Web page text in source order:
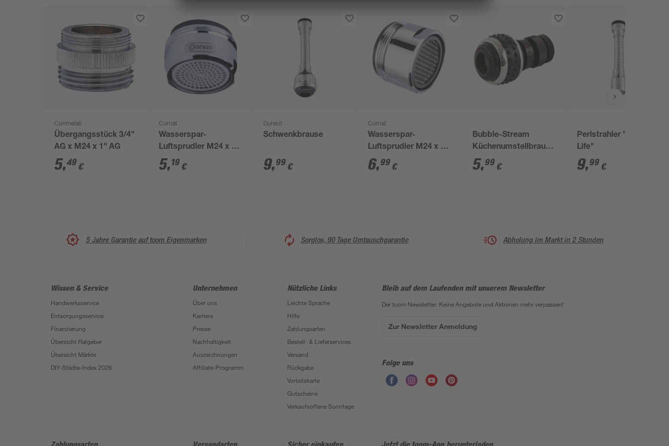
Conmetall
Übergangsstück 3/4"
AG x M24 x 1" AG
5,49 €
Cornat
Wasserspar-
Luftsprudler M24 x 1
selbstreinigend 7,5-9 l
5,19 €
Duravit
Schwenkbrause
9,99 €
Cornat
Wasserspar-
Luftsprudler M24 x 1
AG, 2 Stück
6,99 €
Bubble-Stream
Küchenumstellbrause
schwarz M22/M24
5,99 €
Perlstrahler "Long-
Life"
9,99 €
5 Jahre Garantie auf toom Eigenmarken Sorglos, 90 Tage Umtauschgarantie Abholung im Markt in 2 Stunden
Wissen & Service
Handwerksservice
Entsorgungsservice
Finanzierung
Übersicht Ratgeber
Übersicht Märkte
DIY-Städte-Index 2026
Unternehmen
Über uns
Karriere
Presse
Nachhaltigkeit
Auszeichnungen
Affiliate-Programm
Nützliche Links
Leichte Sprache
Hilfe
Zahlungsarten
Bestell- & Lieferservices
Versand
Rückgabe
Vorteilskarte
Gutscheine
Verkaufsoffene Sonntage
Bleib auf dem Laufenden mit unserem Newsletter
Der toom Newsletter: Keine Angebote und Aktionen mehr verpassen!
Zur Newsletter Anmeldung
Folge uns
Zahlungsarten Versandarten Sicher einkaufen Jetzt die toom-App herunterladen